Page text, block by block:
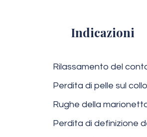
Indicazioni
Rilassamento del
Perdita di pelle sul
Rughe della
Perdita di definizione